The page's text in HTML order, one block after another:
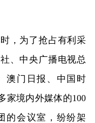
，为了抢占有利采
、中央广播电视总
澳门日报、中国时
家境内外媒体的100
的会议室，纷纷架